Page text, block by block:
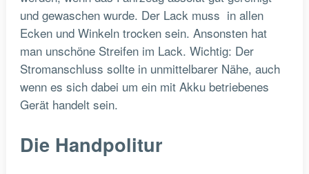
und gewaschen wurde. Der Lack muss in allen
Ecken und Winkeln trocken sein. Ansonsten hat
man unschöne Streifen im Lack. Wichtig: Der
Stromanschluss sollte in unmittelbarer Nähe, auch
wenn es sich dabei um ein mit Akku betriebenes
Gerät handelt sein.
Die Handpolitur